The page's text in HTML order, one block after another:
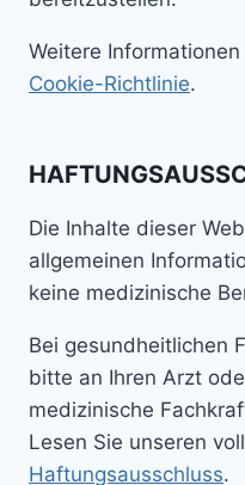
Weitere
Cookie-Richtlinie.
Die Inhalte dieser
allgemeinen
keine medizinische
Bei gesundheitlichen
bitte an Ihren Arzt
medizinische
Lesen Sie unseren
Haftungsausschluss.